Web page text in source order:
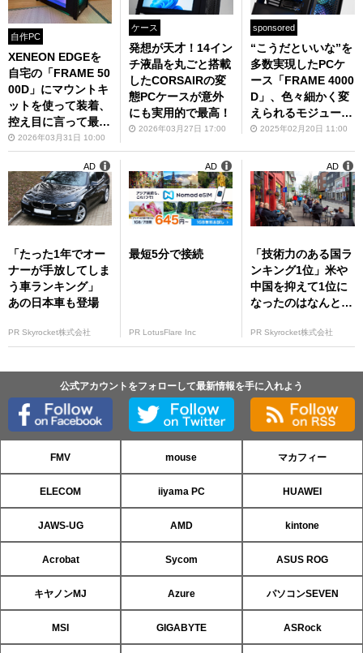
自作PC
XENEON EDGEを
自宅の「FRAME 50
00D」にマウントキ
ットを使って装着、
控え目に言って最高
だぜ2026年03月31日 10:00
ケース
発想が天才！14イン
チ液晶を丸ごと搭載
したCORSAIRの変
態PCケースが意外
にも実用的で最高！
2026年03月27日 17:00
sponsored
“こうだといいな”を
多数実現したPCケ
ース「FRAME 4000
D」、色々細かく変
えられるモジュール
式に注目！
2025年02月20日 11:00
「たった1年でオー
ナーが手放してしま
う車ランキング」
あの日本車も登場
PR Skyrocket株式会社
AD
最短5分で接続
PR LotusFlare Inc
AD
「技術力のある国ラ
ンキング1位」米や
中国を抑えて1位に
なったのはなんと…
PR Skyrocket株式会社
AD
公式アカウントをフォローして最新情報を手に入れよう
FMV mouse マカフィー
ELECOM iiyama PC HUAWEI
JAWS-UG AMD kintone
Acrobat Sycom ASUS ROG
キヤノンMJ Azure パソコンSEVEN
MSI GIGABYTE ASRock